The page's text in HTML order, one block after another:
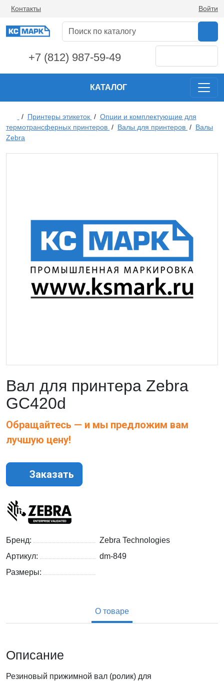
Контакты Войти
+7 (812) 987-59-49
КАТАЛОГ
/ Принтеры этикеток / Опции и комплектующие для
термотрансферных принтеров / Валы для принтеров / Валы
Zebra
Вал для принтера Zebra
GC420d
Обращайтесь — и мы предложим вам
лучшую цену!
Заказать
Бренд:
Zebra Technologies
Артикул:
dm-849
Размеры:
О товаре
Описание
Резиновый прижимной вал (ролик) для